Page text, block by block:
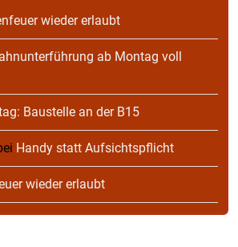
wieder erlaubt
ab Montag voll
Baustelle an der B15
Handy statt Aufsichtspflicht
wieder erlaubt